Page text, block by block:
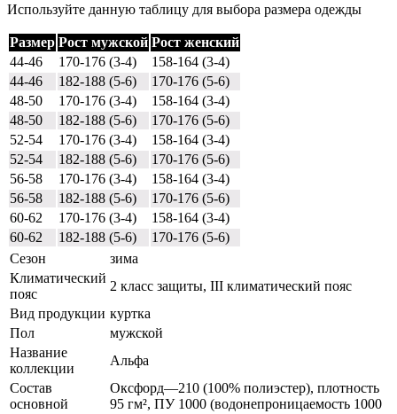
Используйте данную таблицу для выбора размера одежды
Размер Рост мужской Рост женский
44-46
170-176 (3-4)
158-164 (3-4)
44-46
182-188 (5-6)
170-176 (5-6)
48-50
170-176 (3-4)
158-164 (3-4)
48-50
182-188 (5-6)
170-176 (5-6)
52-54
170-176 (3-4)
158-164 (3-4)
52-54
182-188 (5-6)
170-176 (5-6)
56-58
170-176 (3-4)
158-164 (3-4)
56-58
182-188 (5-6)
170-176 (5-6)
60-62
170-176 (3-4)
158-164 (3-4)
60-62
182-188 (5-6)
170-176 (5-6)
Сезон
зима
Климатический
пояс
2 класс защиты, III климатический пояс
Вид продукции куртка
Пол
мужской
Название
коллекции
Альфа
Состав
основной
Оксфорд—210 (100% полиэстер), плотность
95 гм², ПУ 1000 (водонепроницаемость 1000